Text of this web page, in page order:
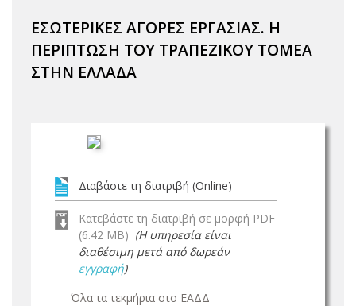
ΕΣΩΤΕΡΙΚΕΣ ΑΓΟΡΕΣ ΕΡΓΑΣΙΑΣ. Η
ΠΕΡΙΠΤΩΣΗ ΤΟΥ ΤΡΑΠΕΖΙΚΟΥ ΤΟΜΕΑ
ΣΤΗΝ ΕΛΛΑΔΑ
Διαβάστε τη διατριβή (Online)
Κατεβάστε τη διατριβή σε μορφή PDF
(6.42 MB) (Η υπηρεσία είναι
διαθέσιμη μετά από δωρεάν
εγγραφή)
Όλα τα τεκμήρια στο ΕΑΔΔ